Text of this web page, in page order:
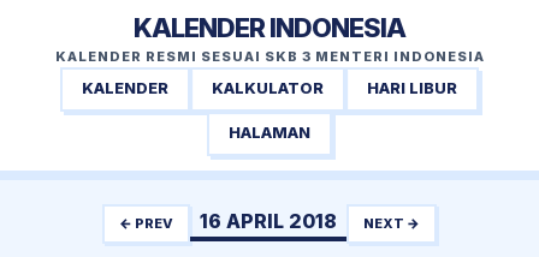
KALENDER INDONESIA
KALENDER RESMI SESUAI SKB 3 MENTERI INDONESIA
KALENDER KALKULATOR HARI LIBUR
HALAMAN
← PREV 16 APRIL 2018 NEXT →